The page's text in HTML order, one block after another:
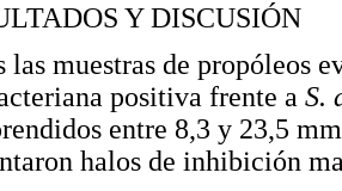
Y DISCUSIÓN
las muestras de propóleos
positiva frente a S.
entre 8,3 y 23,5
halos de inhibición